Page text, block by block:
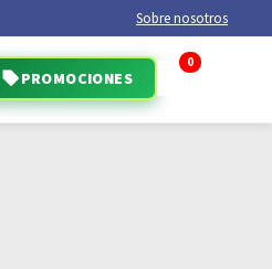
Sobre nosotros
PROMOCIONES
0